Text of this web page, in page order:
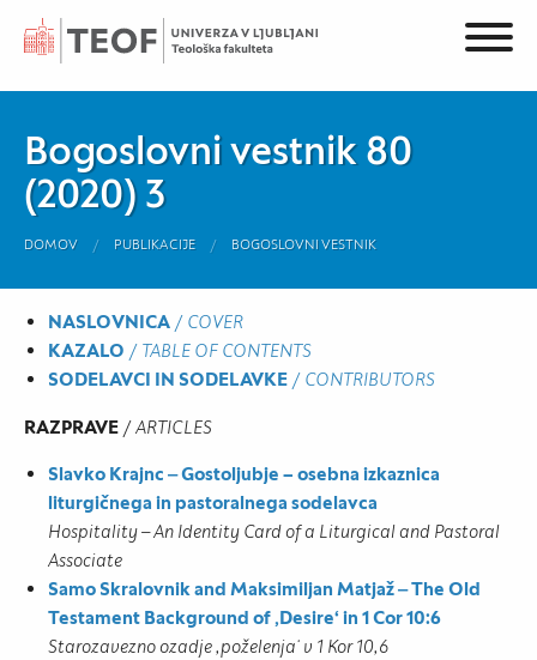
Bogoslovni vestnik 80
(2020) 3
DOMOV PUBLIKACIJE BOGOSLOVNI VESTNIK
NASLOVNICA / COVER
KAZALO / TABLE OF CONTENTS
SODELAVCI IN SODELAVKE / CONTRIBUTORS
RAZPRAVE /ARTICLES
Slavko Krajnc ‒ Gostoljubje – osebna izkaznica
liturgičnega in pastoralnega sodelavca
Hospitality – An Identity Card of a Liturgical and Pastoral
Associate
Samo Skralovnik and Maksimiljan Matjaž ‒ The Old
Testament Background of ,Desire‘ in 1 Cor 10:6
Starozavezno ozadje ,poželenja‘ v 1 Kor 10,6